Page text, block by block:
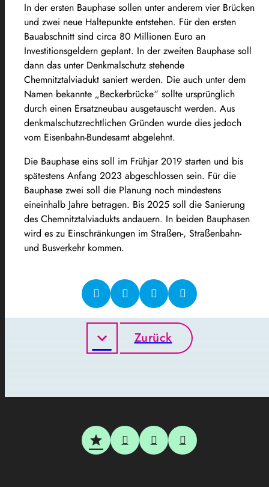
In der ersten Bauphase sollen unter anderem vier Brücken
und zwei neue Haltepunkte entstehen. Für den ersten
Bauabschnitt sind circa 80 Millionen Euro an
Investitionsgeldern geplant. In der zweiten Bauphase soll
dann das unter Denkmalschutz stehende
Chemnitztalviadukt saniert werden. Die auch unter dem
Namen bekannte „Beckerbrücke“ sollte ursprünglich
durch einen Ersatzneubau ausgetauscht werden. Aus
denkmalschutzrechtlichen Gründen wurde dies jedoch
vom Eisenbahn-Bundesamt abgelehnt.
Die Bauphase eins soll im Frühjar 2019 starten und bis
spätestens Anfang 2023 abgeschlossen sein. Für die
Bauphase zwei soll die Planung noch mindestens
eineinhalb Jahre betragen. Bis 2025 soll die Sanierung
des Chemnitztalviadukts andauern. In beiden Bauphasen
wird es zu Einschränkungen im Straßen-, Straßenbahn-
und Busverkehr kommen.
Zurück